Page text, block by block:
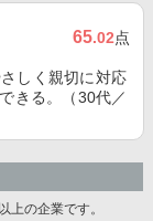
65.02点
しく親切に対応
きる。（30代／
上の企業です。